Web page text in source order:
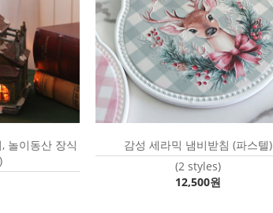
놀이동산 장식
감성 세라믹 냄비받침 (파스텔)
(2 styles)
12,500원